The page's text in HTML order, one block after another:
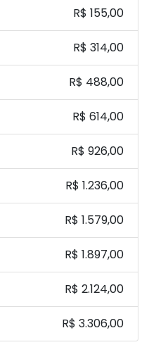
R$ 155,00
R$ 314,00
R$ 488,00
R$ 614,00
R$ 926,00
R$ 1.236,00
R$ 1.579,00
R$ 1.897,00
R$ 2.124,00
R$ 3.306,00